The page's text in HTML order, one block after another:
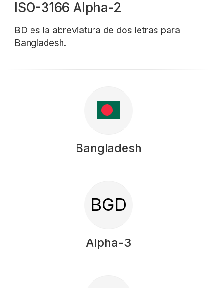
ISO-3166 Alpha-2
BD es la abreviatura de dos letras para
Bangladesh.
Bangladesh
BGD
Alpha-3